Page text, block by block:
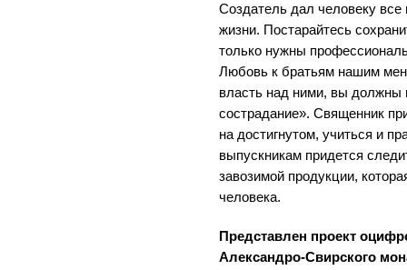
Создатель дал человеку
жизни. Постарайтесь
только нужны
Любовь к братьям нашим
власть над ними, вы должны
сострадание». Священник
на достигнутом, учиться и
выпускникам придется
завозимой продукции,
человека.
Представлен проект
Александро-Свирского